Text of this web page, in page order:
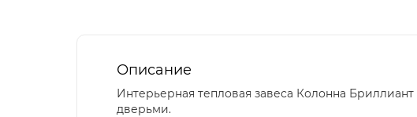
Описание
Интерьерная тепловая завеса Колонна
дверьми.